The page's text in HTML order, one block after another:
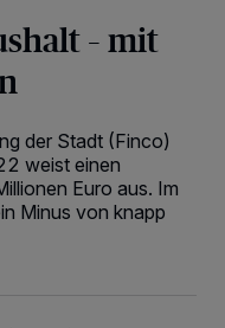
– mit
der Stadt (Finco)
weist einen
Euro aus. Im
Minus von knapp